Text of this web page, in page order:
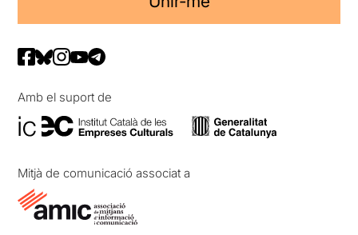
Amb el suport de
Mitjà de comunicació associat a